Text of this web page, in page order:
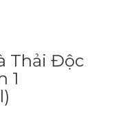
Thải Độc
1